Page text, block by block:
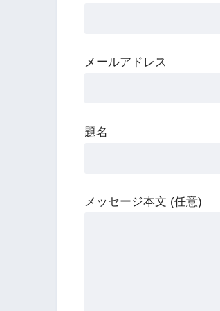
メールアドレス
題名
メッセージ本文 (任意)